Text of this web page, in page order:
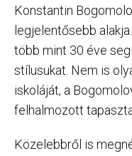
Konstantin
legjelentősebb
több mint 30 éve
stílusukat. Nem is
iskoláját, a
felhalmozott
Közelebbről is